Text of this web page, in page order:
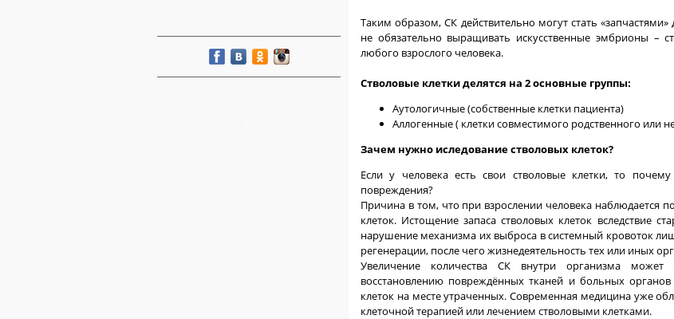
Таким образом, СК действительно могут стать
не обязательно выращивать искусственные эмбрионы –
любого взрослого человека.
Стволовые клетки делятся на 2 основные группы:
Аутологичные (собственные клетки пациента)
Аллогенные ( клетки совместимого родственного или
Зачем нужно иследование стволовых клеток?
Если у человека есть свои стволовые клетки, то
повреждения?
Причина в том, что при взрослении человека наблюдается
клеток. Истощение запаса стволовых клеток вследствие
нарушение механизма их выброса в системный кровоток
регенерации, после чего жизнедеятельность тех или иных
Увеличение количества СК внутри организма может
восстановлению повреждённых тканей и больных
клеток на месте утраченных. Современная медицина уже
клеточной терапией или лечением стволовыми клетками.